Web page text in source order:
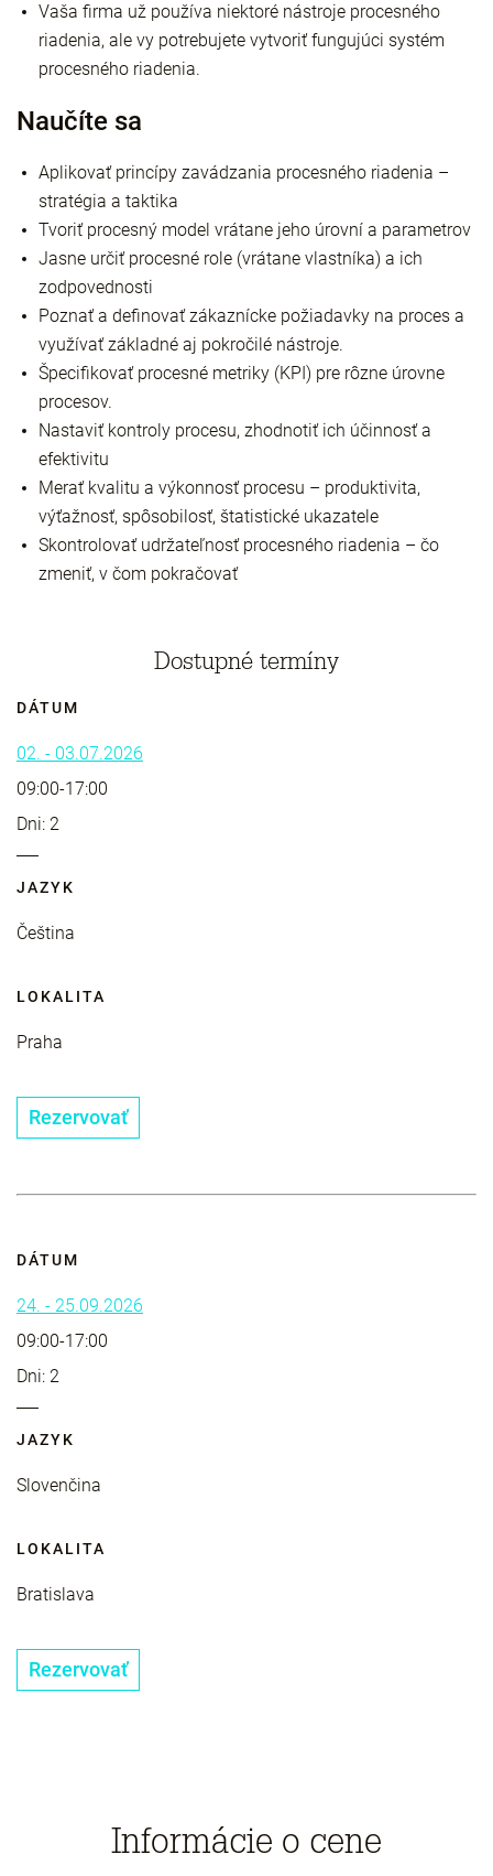
Vaša firma už používa niektoré nástroje procesného
riadenia, ale vy potrebujete vytvoriť fungujúci systém
procesného riadenia.
Naučíte sa
Aplikovať princípy zavádzania procesného riadenia –
stratégia a taktika
Tvoriť procesný model vrátane jeho úrovní a parametrov
Jasne určiť procesné role (vrátane vlastníka) a ich
zodpovednosti
Poznať a definovať zákaznícke požiadavky na proces a
využívať základné aj pokročilé nástroje.
Špecifikovať procesné metriky (KPI) pre rôzne úrovne
procesov.
Nastaviť kontroly procesu, zhodnotiť ich účinnosť a
efektivitu
Merať kvalitu a výkonnosť procesu – produktivita,
výťažnosť, spôsobilosť, štatistické ukazatele
Skontrolovať udržateľnosť procesného riadenia – čo
zmeniť, v čom pokračovať
Dostupné termíny
DÁTUM
02. - 03.07.2026
09:00-17:00
Dni: 2
JAZYK
Čeština
LOKALITA
Praha
Rezervovať
DÁTUM
24. - 25.09.2026
09:00-17:00
Dni: 2
JAZYK
Slovenčina
LOKALITA
Bratislava
Rezervovať
Informácie o cene